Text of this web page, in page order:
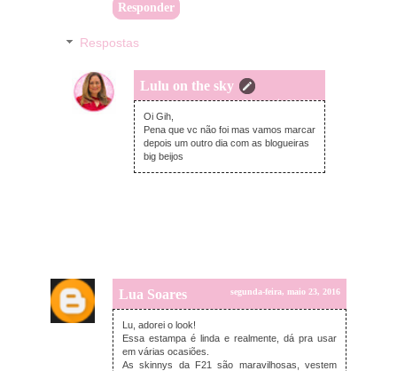
Responder
Respostas
Lulu on the sky
terça-feira, maio 24, 2016
Oi Gih,
Pena que vc não foi mas vamos marcar
depois um outro dia com as blogueiras
big beijos
Lua Soares segunda-feira, maio 23, 2016
Lu, adorei o look!
Essa estampa é linda e realmente, dá pra usar
em várias ocasiões.
As skinnys da F21 são maravilhosas, vestem